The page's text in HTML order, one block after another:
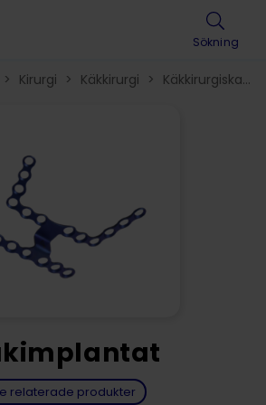
Sökning
> Kirurgi > Käkkirurgi > Käkkirurgiska
relaterade produkter